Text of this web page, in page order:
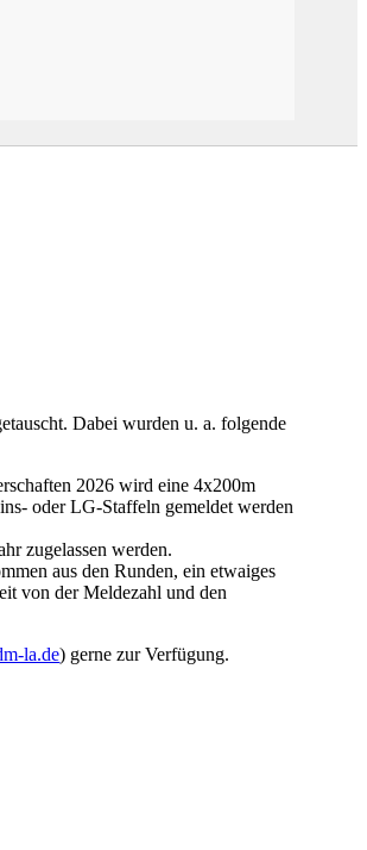
Dabei wurden u. a. folgende
2026 wird eine 4x200m
oder LG-Staffeln gemeldet werden
zugelassen werden.
aus den Runden, ein etwaiges
von der Meldezahl und den
la.de) gerne zur Verfügung.